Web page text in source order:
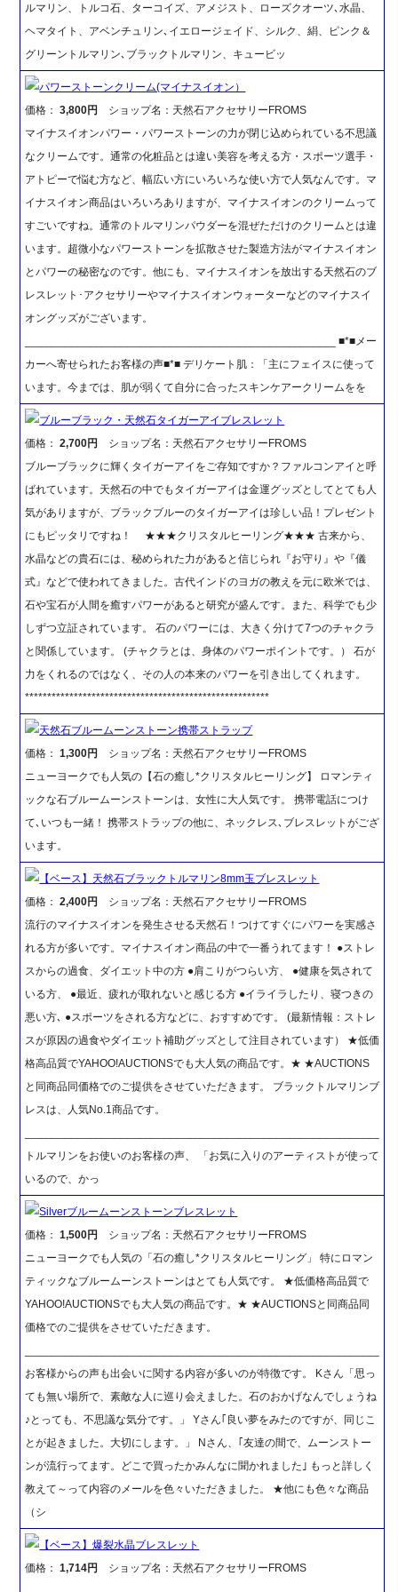
ルマリン、トルコ石、ターコイズ、アメジスト、ローズクオーツ､水晶、
ヘマタイト、アベンチュリン､イエロージェイド、シルク、絹、ピンク＆
グリーントルマリン､ブラックトルマリン、キュービッ
パワーストーンクリーム(マイナスイオン）
価格：3,800円
ショップ名：天然石アクセサリーFROMS
マイナスイオンパワー・パワーストーンの力が閉じ込められている不思議
なクリームです。通常の化粧品とは違い美容を考える方・スポーツ選手・
アトピーで悩む方など、幅広い方にいろいろな使い方で人気なんです。マ
イナスイオン商品はいろいろありますが、マイナスイオンのクリームって
すごいですね。通常のトルマリンパウダーを混ぜただけのクリームとは違
います。超微小なパワーストーンを拡散させた製造方法がマイナスイオン
とパワーの秘密なのです。他にも、マイナスイオンを放出する天然石のブ
レスレット･アクセサリーやマイナスイオンウォーターなどのマイナスイ
オングッズがございます。
__________________________________________________ ■*■メー
カーへ寄せられたお客様の声■*■ デリケート肌：「主にフェイスに使って
います。今までは、肌が弱くて自分に合ったスキンケアークリームをを
ブルーブラック・天然石タイガーアイブレスレット
価格：2,700円
ショップ名：天然石アクセサリーFROMS
ブルーブラックに輝くタイガーアイをご存知ですか？ファルコンアイと呼
ばれています。天然石の中でもタイガーアイは金運グッズとしてとても人
気がありますが、ブラックブルーのタイガーアイは珍しい品！プレゼント
にもピッタリですね！ ★★★クリスタルヒーリング★★★ 古来から、
水晶などの貴石には、秘められた力があると信じられ『お守り』や『儀
式』などで使われてきました。古代インドのヨガの教えを元に欧米では、
石や宝石が人間を癒すパワーがあると研究が盛んです。また、科学でも少
しずつ立証されています。 石のパワーには、大きく分けて7つのチャクラ
と関係しています。 (チャクラとは、身体のパワーポイントです。） 石が
力をくれるのではなく、その人の本来のパワーを引き出してくれます。
*******************************************************
天然石ブルームーンストーン携帯ストラップ
価格：1,300円
ショップ名：天然石アクセサリーFROMS
ニューヨークでも人気の【石の癒し*クリスタルヒーリング】 ロマンティ
ックな石ブルームーンストーンは、女性に大人気です。 携帯電話につけ
て､いつも一緒！ 携帯ストラップの他に、ネックレス､ブレスレットがござ
います。
【ベース】天然石ブラックトルマリン8mm玉ブレスレット
価格：2,400円
ショップ名：天然石アクセサリーFROMS
流行のマイナスイオンを発生させる天然石！つけてすぐにパワーを実感さ
れる方が多いです。マイナスイオン商品の中で一番うれてます！ ●ストレ
スからの過食、ダイエット中の方 ●肩こりがつらい方、 ●健康を気されて
いる方、 ●最近、疲れが取れないと感じる方 ●イライラしたり、寝つきの
悪い方､ ●スポーツをされる方などに、おすすめです。 (最新情報：ストレ
スが原因の過食やダイエット補助グッズとして注目されています） ★低価
格高品質でYAHOO!AUCTIONSでも大人気の商品です。★ ★AUCTIONS
と同商品同価格でのご提供をさせていただきます。 ブラックトルマリンブ
レスは、人気No.1商品です。
トルマリンをお使いのお客様の声、 「お気に入りのアーティストが使って
いるので、かっ
Silverブルームーンストーンブレスレット
価格：1,500円
ショップ名：天然石アクセサリーFROMS
ニューヨークでも人気の「石の癒し*クリスタルヒーリング」 特にロマン
ティックなブルームーンストーンはとても人気です。 ★低価格高品質で
YAHOO!AUCTIONSでも大人気の商品です。★ ★AUCTIONSと同商品同
価格でのご提供をさせていただきます。
お客様からの声も出会いに関する内容が多いのが特徴です。 Kさん「思っ
ても無い場所で、素敵な人に巡り会えました。石のおかげなんでしょうね
♪とっても、不思議な気分です。」 Yさん｢良い夢をみたのですが、同じこ
とが起きました。大切にします。」 Nさん、｢友達の間で、ムーンストー
ンが流行ってます。どこで買ったかみんなに聞かれました｣ もっと詳しく
教えて～って内容のメールを色々いただきました。 ★他にも色々な商品
（シ
【ベース】爆裂水晶ブレスレット
価格：1,714円 ショップ名：天然石アクセサリーFROMS